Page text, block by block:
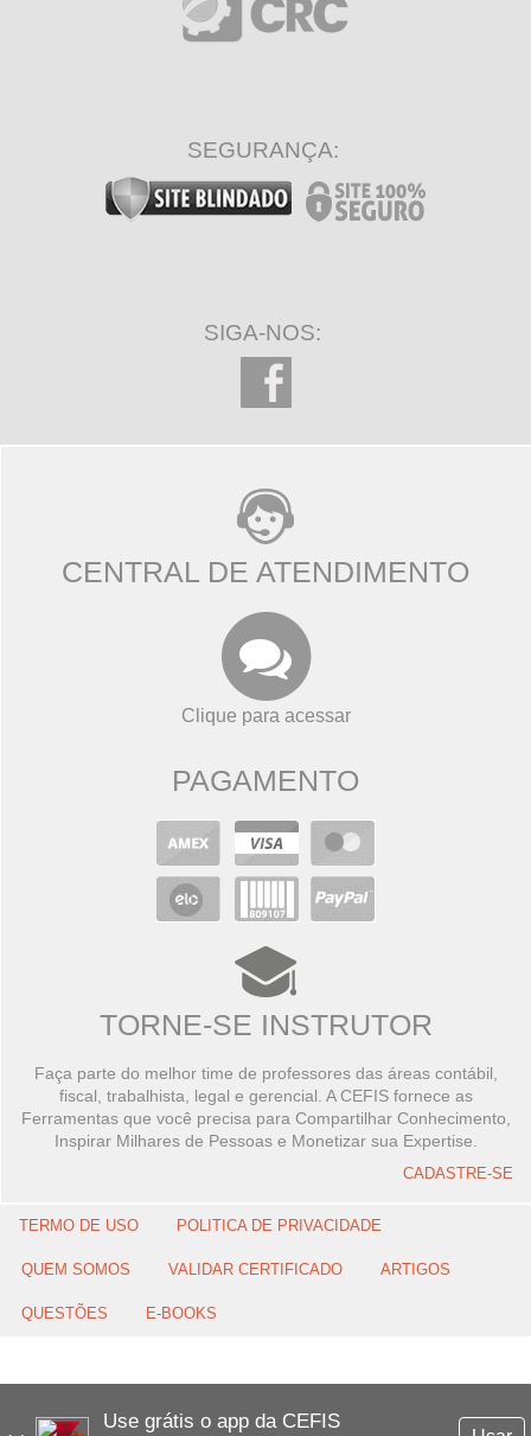
Use grátis o app da CEFIS
SEGURANÇA:
SIGA-NOS:
CENTRAL DE ATENDIMENTO
Clique para acessar
PAGAMENTO
TORNE-SE INSTRUTOR
Faça parte do melhor time de professores das áreas contábil,
fiscal, trabalhista, legal e gerencial. A CEFIS fornece as
Ferramentas que você precisa para Compartilhar Conhecimento,
Inspirar Milhares de Pessoas e Monetizar sua Expertise.
CADASTRE-SE
TERMO DE USO POLITICA DE PRIVACIDADE
QUEM SOMOS VALIDAR CERTIFICADO ARTIGOS
QUESTÕES E-BOOKS